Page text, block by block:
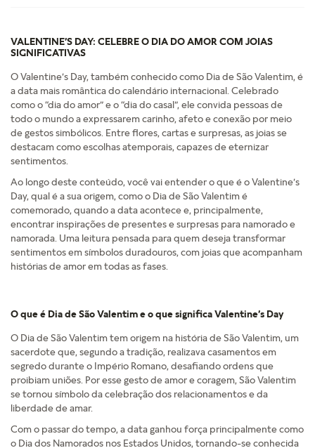
VALENTINE’S DAY: CELEBRE O DIA DO AMOR COM JOIAS
SIGNIFICATIVAS
O Valentine’s Day, também conhecido como Dia de São Valentim, é
a data mais romântica do calendário internacional. Celebrado
como o “dia do amor” e o “dia do casal”, ele convida pessoas de
todo o mundo a expressarem carinho, afeto e conexão por meio
de gestos simbólicos. Entre flores, cartas e surpresas, as joias se
destacam como escolhas atemporais, capazes de eternizar
sentimentos.
Ao longo deste conteúdo, você vai entender o que é o Valentine’s
Day, qual é a sua origem, como o Dia de São Valentim é
comemorado, quando a data acontece e, principalmente,
encontrar inspirações de presentes e surpresas para namorado e
namorada. Uma leitura pensada para quem deseja transformar
sentimentos em símbolos duradouros, com joias que acompanham
histórias de amor em todas as fases.
O que é Dia de São Valentim e o que significa Valentine’s Day
O Dia de São Valentim tem origem na história de São Valentim, um
sacerdote que, segundo a tradição, realizava casamentos em
segredo durante o Império Romano, desafiando ordens que
proibiam uniões. Por esse gesto de amor e coragem, São Valentim
se tornou símbolo da celebração dos relacionamentos e da
liberdade de amar.
Com o passar do tempo, a data ganhou força principalmente como
o Dia dos Namorados nos Estados Unidos, tornando-se conhecida